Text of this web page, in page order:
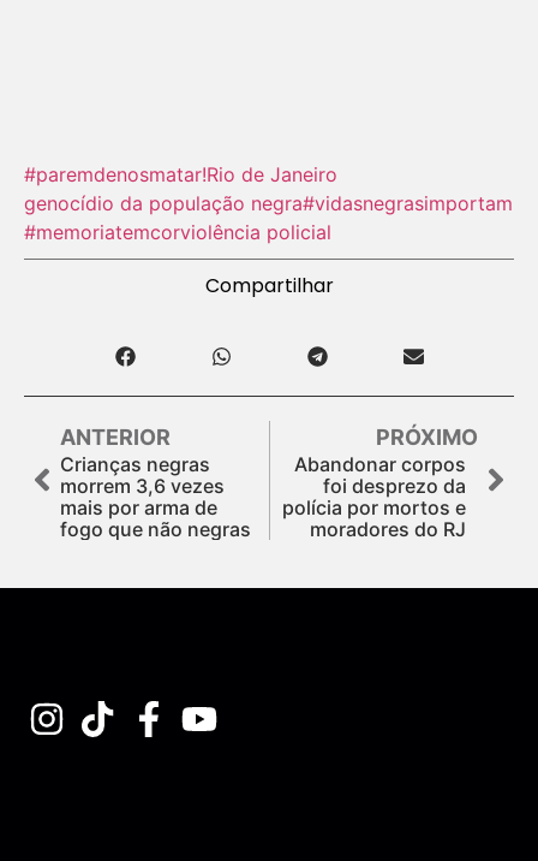
#paremdenosmatar!Rio de Janeiro
genocídio da população negra#vidasnegrasimportam
#memoriatemcorviolência policial
Compartilhar
ANTERIOR
Crianças negras
morrem 3,6 vezes
mais por arma de
fogo que não negras
PRÓXIMO
Abandonar corpos
foi desprezo da
polícia por mortos e
moradores do RJ